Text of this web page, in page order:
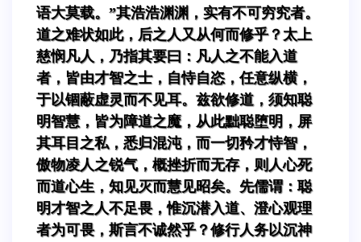
语大莫载。”其浩浩渊渊，实有不可穷究者。
道之难状如此，后之人又从何而修乎？太上
慈悯凡人，乃指其要曰：凡人之不能入道
者，皆由才智之士，自恃自恣，任意纵横，
于以锢蔽虚灵而不见耳。兹欲修道，须知聪
明智慧，皆为障道之魔，从此黜聪堕明，屏
其耳目之私，悉归混沌，而一切矜才恃智，
傲物凌人之锐气，概挫折而无存，则人心死
而道心生，知见灭而慧见昭矣。先儒谓：聪
明才智之人不足畏，惟沉潜入道、澄心观理
者为可畏，斯言不诚然乎？修行人务以沉神